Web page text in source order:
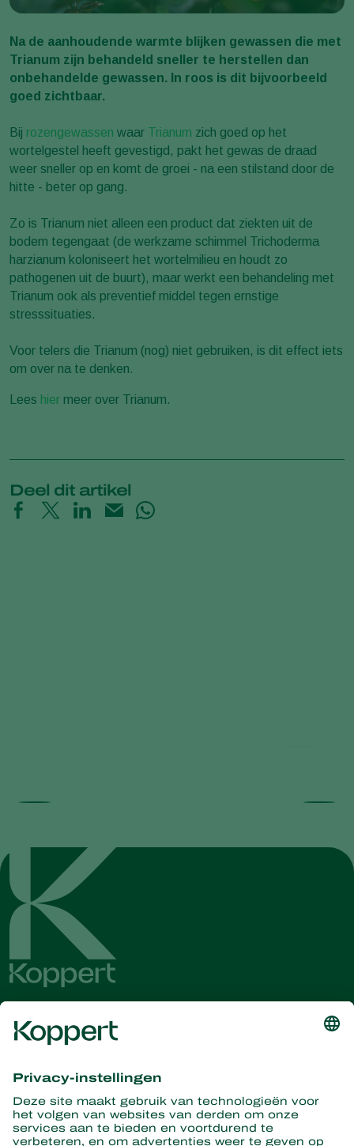
Na de aanhoudende warmte blijken gewassen die met
Trianum zijn behandeld sneller te herstellen dan
onbehandelde gewassen. In roos is dit bijvoorbeeld
goed zichtbaar.
Bij rozengewassen waar Trianum zich goed op het
wortelgestel heeft gevestigd, pakt het gewas de draad
weer sneller op en komt de groei - na een stilstand door de
hitte - beter op gang.
Zo is Trianum niet alleen een product dat ziekten uit de
bodem tegengaat (de werkzame schimmel Trichoderma
harzianum koloniseert het wortelmilieu en houdt zo
pathogenen uit de buurt), maar werkt een behandeling met
Trianum ook als preventief middel tegen ernstige
stresssituaties.
Voor telers die Trianum (nog) niet gebruiken, is dit effect iets
om over na te denken.
Lees hier meer over Trianum.
Deel dit artikel
Ontvang het laatste nieuws en
informatie
Hier aanmelden